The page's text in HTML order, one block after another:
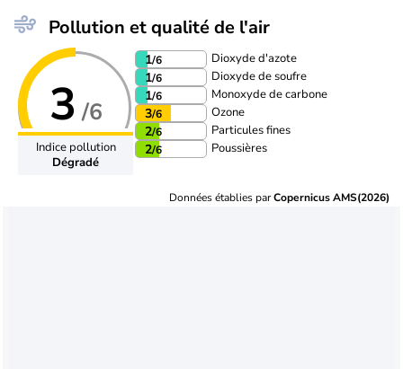
Pollution et qualité de l'air
3 /6
Indice pollution
Dégradé
1/6 Dioxyde d'azote
1/6 Dioxyde de soufre
1/6 Monoxyde de carbone
3/6 Ozone
2/6 Particules fines
2/6 Poussières
Données établies parCopernicus AMS(2026)